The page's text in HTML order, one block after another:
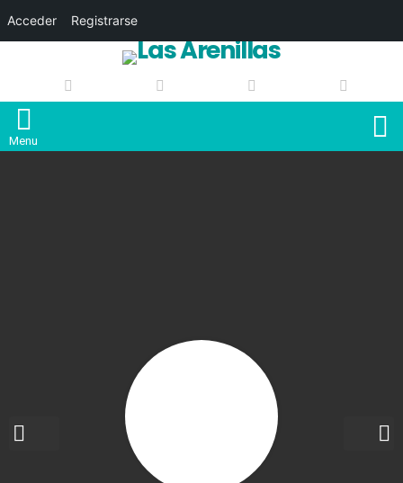
Menu
Acceder Registrarse